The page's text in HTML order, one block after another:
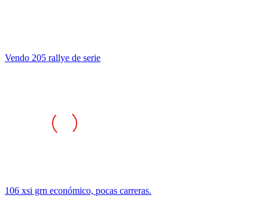
Vendo 205 rallye de serie
106 xsi grn económico, pocas carreras.